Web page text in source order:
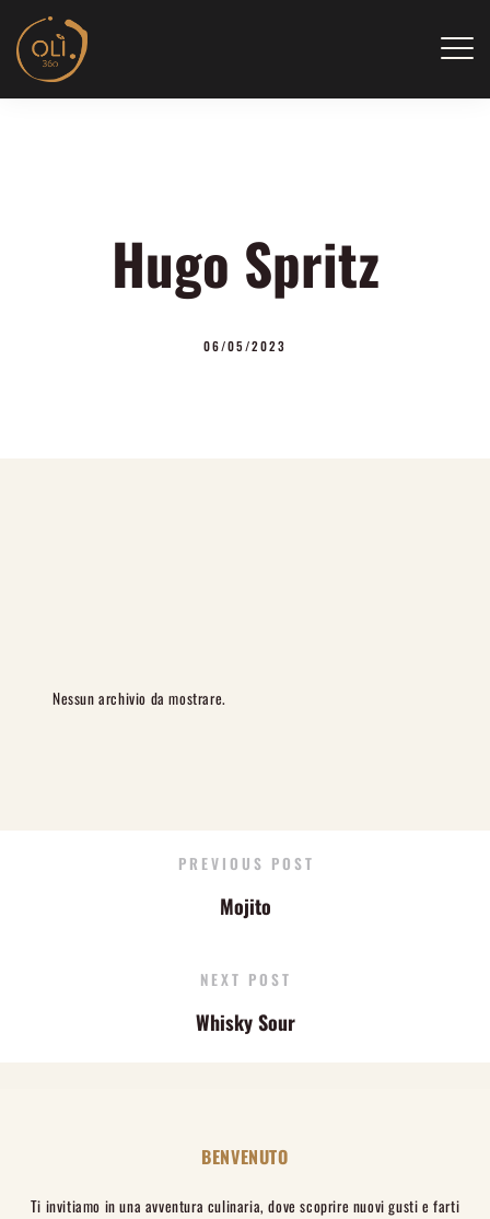
content
Hugo Spritz
06/05/2023
Nessun archivio da mostrare.
PREVIOUS POST
Mojito
NEXT POST
Whisky Sour
BENVENUTO
Ti invitiamo in una avventura culinaria, dove scoprire nuovi gusti e farti